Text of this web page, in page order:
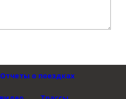
Отчеты о поездках